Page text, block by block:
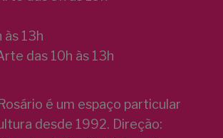
às 13h
das 10h às 13h
é um espaço particular
desde 1992. Direção: